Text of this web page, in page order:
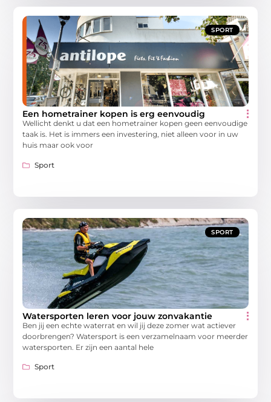
SPORT
Een hometrainer kopen is erg eenvoudig
Wellicht denkt u dat een hometrainer kopen geen eenvoudige
taak is. Het is immers een investering, niet alleen voor in uw
huis maar ook voor
Sport
SPORT
Watersporten leren voor jouw zonvakantie
Ben jij een echte waterrat en wil jij deze zomer wat actiever
doorbrengen? Watersport is een verzamelnaam voor meerder
watersporten. Er zijn een aantal hele
Sport